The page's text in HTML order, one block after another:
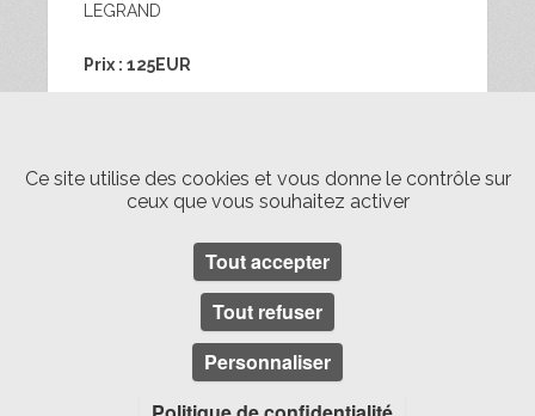
LEGRAND
Prix : 125EUR
en mains propres 15EUR (fréquence d’une
fois toutes les 6 semaines ; me consulter)
années 80 bureau
vintage
Ce site utilise des cookies et vous donne le contrôle sur
ceux que vous souhaitez activer
Tout accepter
Tout refuser
Personnaliser